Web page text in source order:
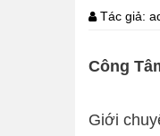
Tác giả:
Công
Giới